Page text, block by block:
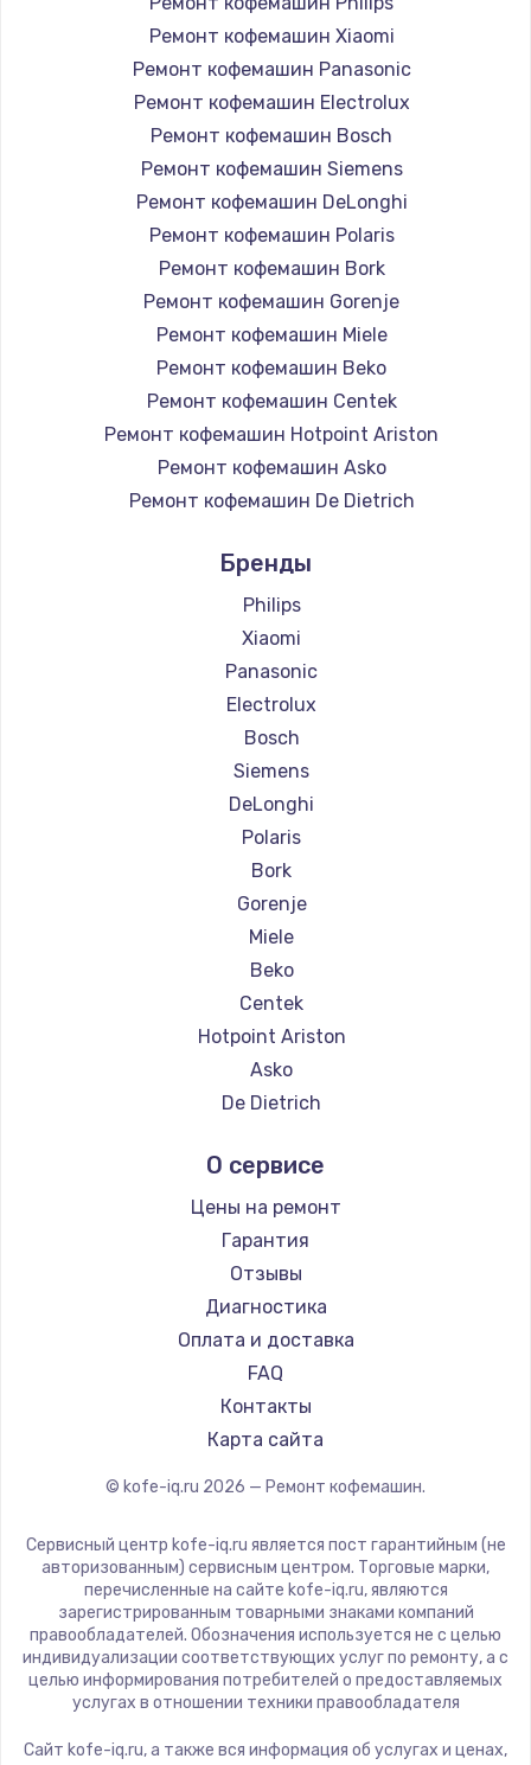
Ремонт кофемашин Xiaomi
Ремонт кофемашин Panasonic
Ремонт кофемашин Electrolux
Ремонт кофемашин Bosch
Ремонт кофемашин Siemens
Ремонт кофемашин DeLonghi
Ремонт кофемашин Polaris
Ремонт кофемашин Bork
Ремонт кофемашин Gorenje
Ремонт кофемашин Miele
Ремонт кофемашин Beko
Ремонт кофемашин Centek
Ремонт кофемашин Hotpoint Ariston
Ремонт кофемашин Asko
Ремонт кофемашин De Dietrich
Ремонт кофемашин Ascaso
Ремонт кофемашин Olympia
Ремонт кофемашин Saeco
Ремонт кофемашин La Cimbali
Ремонт кофемашин WMF
Ремонт кофемашин Yamaguchi
Ремонт кофемашин Nivona
Ремонт кофемашин Astoria
Ремонт кофемашин JVC
Ремонт кофемашин Ariston
Ремонт кофемашин Grundig
Ремонт кофемашин ROCKET MOZZAFIATO
Ремонт кофемашин Vivitek
Ремонт кофемашин Thomson
Ремонт кофемашин Hisense
Ремонт кофемашин DELTA
Ремонт кофемашин Tefal
Ремонт кофемашин RED solution
Ремонт кофемашин Bravilor Bonamat
Ремонт кофемашин Vard
Ремонт кофемашин Tuvio
Ремонт кофемашин Carrera
Ремонт кофемашин Supra
Бренды
Philips
Xiaomi
Panasonic
Electrolux
Bosch
Siemens
DeLonghi
Polaris
Bork
Gorenje
Miele
Beko
Centek
Hotpoint Ariston
Asko
De Dietrich
Ascaso
Olympia
Saeco
La Cimbali
WMF
Yamaguchi
Nivona
Astoria
JVC
ROCKET MOZZAFIATO
Vivitek
Thomson
Hisense
DELTA
Tefal
О сервисе
Цены на ремонт
Гарантия
Отзывы
Диагностика
Оплата и доставка
FAQ
Контакты
Карта сайта
© kofe-iq.ru 2026 — Ремонт кофемашин.
Сервисный центр kofe-iq.ru является пост гарантийным (не
авторизованным) сервисным центром. Торговые марки,
перечисленные на сайте kofe-iq.ru, являются
зарегистрированным товарными знаками компаний
правообладателей. Обозначения используется не с целью
индивидуализации соответствующих услуг по ремонту, а с
целью информирования потребителей о предоставляемых
услугах в отношении техники правообладателя
Сайт kofe-iq.ru, а также вся информация об услугах и ценах,